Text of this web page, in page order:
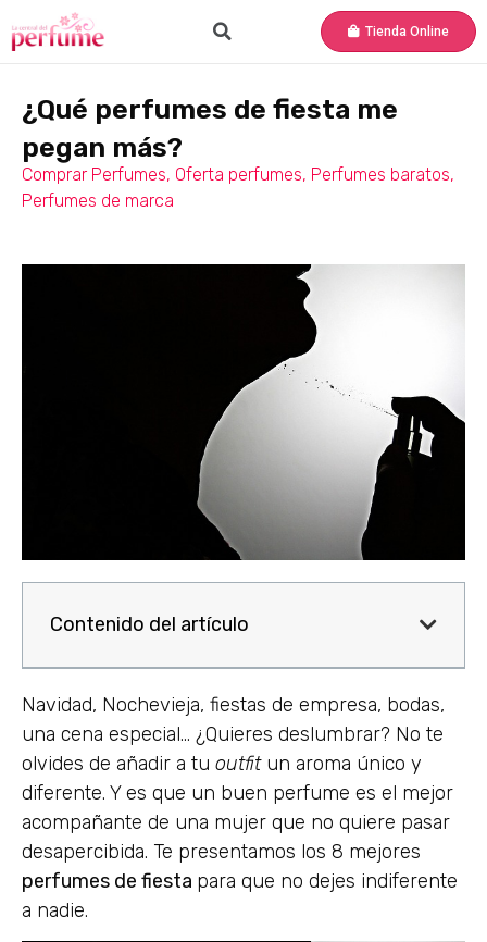
Tienda Online
¿Qué perfumes de fiesta me
pegan más?
Comprar Perfumes, Oferta perfumes, Perfumes baratos,
Perfumes de marca
Contenido del artículo
Navidad, Nochevieja, fiestas de empresa, bodas,
una cena especial… ¿Quieres deslumbrar? No te
olvides de añadir a tu outfit un aroma único y
diferente. Y es que un buen perfume es el mejor
acompañante de una mujer que no quiere pasar
desapercibida. Te presentamos los 8 mejores
perfumes de fiesta para que no dejes indiferente
a nadie.